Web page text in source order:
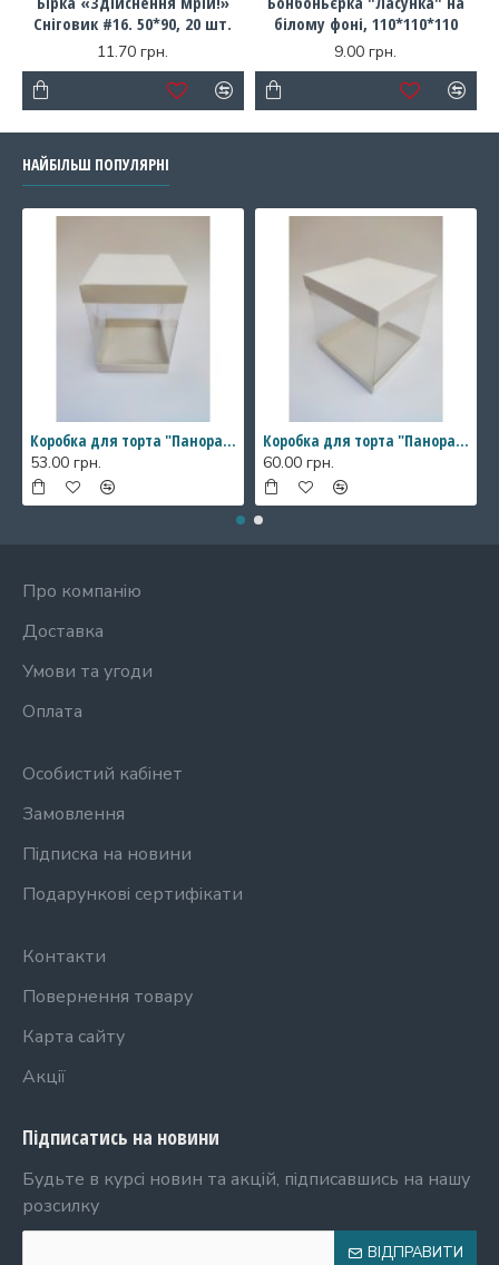
Сніговик #16. 50*90, 20 шт.
11.70 грн.
білому фоні, 110*110*110
9.00 грн.
НАЙБІЛЬШ ПОПУЛЯРНІ
Коробка для торта "Панорама" з прозорими стінками, 146*146*200 мм
53.00 грн.
Коробка для торта "Панорама" з прозорими стінками, 196*196*200 мм
60.00 грн.
Про компанію
Доставка
Умови та угоди
Оплата
Особистий кабінет
Замовлення
Підписка на новини
Подарункові сертифікати
Контакти
Повернення товару
Карта сайту
Акції
Підписатись на новини
Будьте в курсі новин та акцій, підписавшись на нашу
розсилку
ВІДПРАВИТИ